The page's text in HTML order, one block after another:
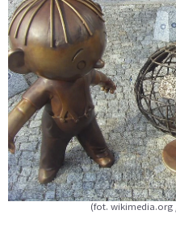
(fot. wikimedia.org /